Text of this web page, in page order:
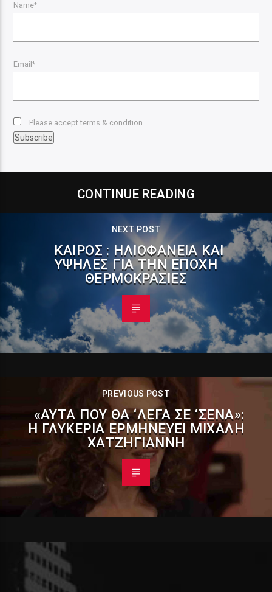
Name*
Email*
Please accept terms & condition
CONTINUE READING
NEXT POST
ΚΑΙΡΌΣ : ΗΛΙΟΦΆΝΕΙΑ ΚΑΙ
ΥΨΗΛΈΣ ΓΙΑ ΤΗΝ ΕΠΟΧΉ
ΘΕΡΜΟΚΡΑΣΊΕΣ
PREVIOUS POST
«ΑΥΤΆ ΠΟΥ ΘΑ ‘ΛΕΓΑ ΣΕ ‘ΣΕΝΑ»:
Η ΓΛΥΚΕΡΊΑ ΕΡΜΗΝΕΎΕΙ ΜΙΧΆΛΗ
ΧΑΤΖΗΓΙΆΝΝΗ